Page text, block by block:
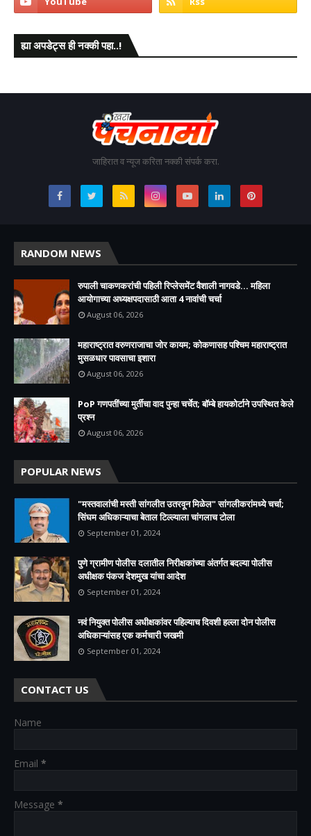
ह्या अपडेट्स ही नक्की पहा..!
जाहिरात व न्यूज करिता नक्की संपर्क करा.
RANDOM NEWS
रुपाली चाकणकरांची पहिली रिप्लेसमेंट वैशाली नागवडे... महिला
आयोगाच्या अध्यक्षपदासाठी आता 4 नावांची चर्चा
August 06, 2026
महाराष्ट्रात वरुणराजाचा जोर कायम; कोकणासह पश्चिम महाराष्ट्रात
मुसळधार पावसाचा इशारा
August 06, 2026
PoP गणपतींच्या मुर्तीचा वाद पुन्हा चर्चेत; बॉम्बे हायकोर्टाने उपस्थित केले
प्रश्न
August 06, 2026
POPULAR NEWS
"मस्तवालांची मस्ती सांगलीत उतरवून मिळेल" सांगलीकरांमध्ये चर्चा;
सिंघम अधिकाऱ्याचा बेताल टिल्ल्याला चांगलाच टोला
September 01, 2024
पुणे ग्रामीण पोलीस दलातील निरीक्षकांच्या अंतर्गत बदल्या पोलीस
अधीक्षक पंकज देशमुख यांचा आदेश
September 01, 2024
नवं नियुक्त पोलीस अधीक्षकांवर पहिल्याच दिवशी हल्ला दोन पोलीस
अधिकाऱ्यांसह एक कर्मचारी जखमी
September 01, 2024
CONTACT US
Name
Email *
Message *